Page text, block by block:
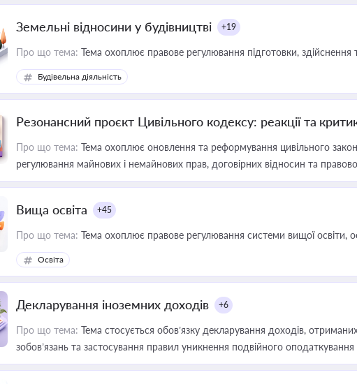
Земельні відносини у будівництві +19
Про що тема: Тема охоплює правове регулювання підготовки, здійснення
Будівельна діяльність
Резонансний проєкт Цивільного кодексу: реакції та
Про що тема: Тема охоплює оновлення та реформування цивільного
регулювання майнових і немайнових прав, договірних відносин та
Вища освіта +45
Про що тема: Тема охоплює правове регулювання системи вищої освіти,
Освіта
Декларування іноземних доходів +6
Про що тема: Тема стосується обов’язку декларування доходів,
зобов’язань та застосування правил уникнення подвійного оподаткування